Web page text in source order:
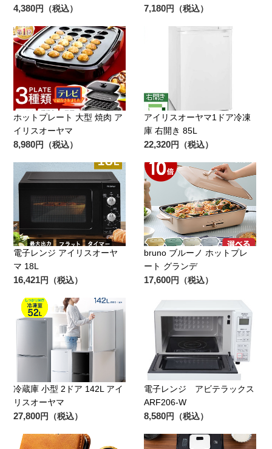
4,380円（税込） 7,180円（税込）
ホットプレート 大型 焼肉 ア
イリスオーヤマ
8,980円（税込）
アイリスオーヤマ1ドア冷凍
庫 右開き 85L
22,320円（税込）
電子レンジ アイリスオーヤ
マ 18L
16,421円（税込）
bruno ブルーノ ホットプレ
ート グランデ
17,600円（税込）
冷蔵庫 小型 2ドア 142L アイ
リスオーヤマ
27,800円（税込）
電子レンジ アビテラックス
ARF206-W
8,580円（税込）